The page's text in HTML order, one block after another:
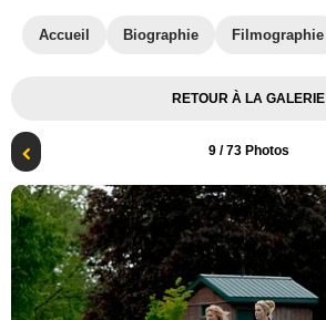
Accueil Biographie Filmographie
RETOUR À LA GALERIE
9/ 73 Photos